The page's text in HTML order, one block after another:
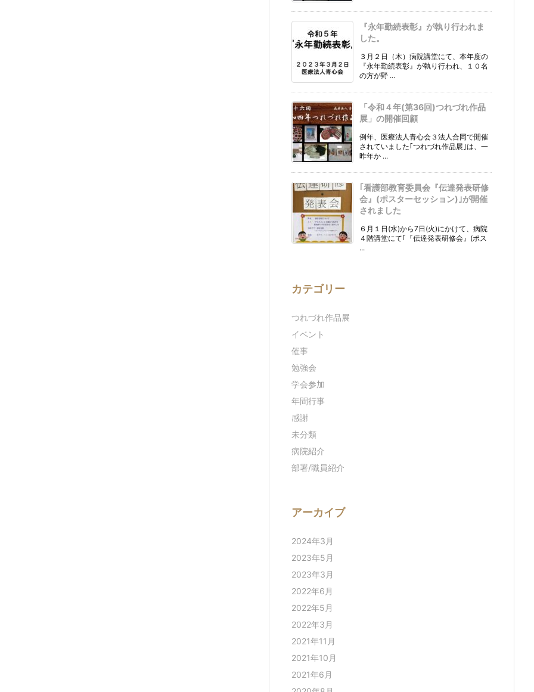
『永年勤続表彰』が執り行われま
した。
３月２日（木）病院講堂にて、本年度の
『永年勤続表彰』が執り行われ、１０名
の方が野 ...
「令和４年(第36回)つれづれ作品
展」の開催回顧
例年、医療法人青心会３法人合同で開催
されていました｢つれづれ作品展｣は、一
昨年か ...
｢看護部教育委員会『伝達発表研修
会』(ポスターセッション)｣が開催
されました
６月１日(水)から7日(火)にかけて、病院
４階講堂にて｢『伝達発表研修会』(ポス
...
カテゴリー
つれづれ作品展
イベント
催事
勉強会
学会参加
年間行事
感謝
未分類
病院紹介
部署/職員紹介
アーカイブ
2024年3月
2023年5月
2023年3月
2022年6月
2022年5月
2022年3月
2021年11月
2021年10月
2021年6月